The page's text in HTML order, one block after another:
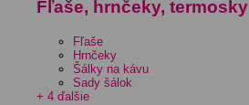
Fľaše, hrnčeky, termosky
Fľaše
Hrnčeky
Šálky na kávu
Sady šálok
+ 4 ďalšie